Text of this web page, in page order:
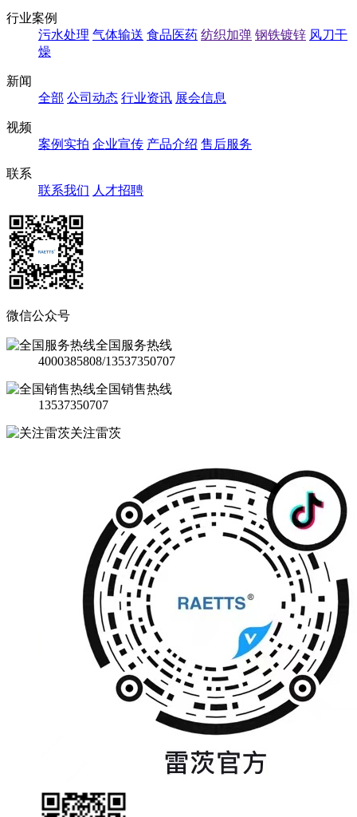
行业案例
污水处理 气体输送 食品医药 纺织加弹 钢铁镀锌 风刀干
燥
新闻
全部 公司动态 行业资讯 展会信息
视频
案例实拍 企业宣传 产品介绍 售后服务
联系
联系我们 人才招聘
微信公众号
全国服务热线
4000385808/13537350707
全国销售热线
13537350707
关注雷茨